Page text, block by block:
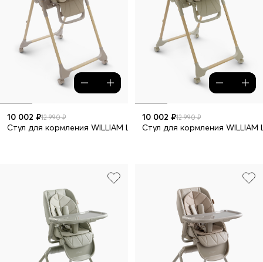
10 002 ₽12 990 ₽
Стул для кормления WILLIAM LUX
10 002 ₽12 990 ₽
Стул для кормления WILLIAM